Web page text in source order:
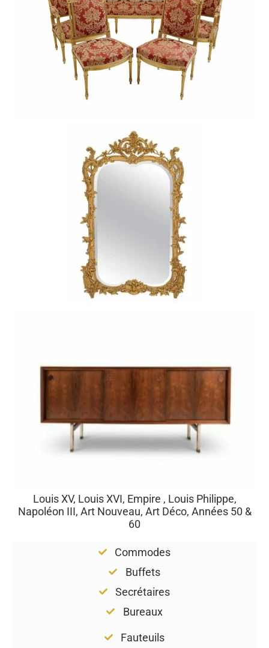
Louis XV, Louis XVI, Empire , Louis Philippe,
Napoléon III, Art Nouveau, Art Déco, Années 50 &
60
Commodes
Buffets
Secrétaires
Bureaux
Fauteuils